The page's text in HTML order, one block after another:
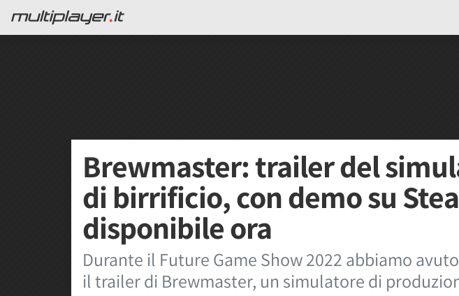
Brewmaster: trailer del
di birrificio, con demo su
disponibile ora
Durante il Future Game Show 2022 abbiamo
il trailer di Brewmaster, un simulatore di